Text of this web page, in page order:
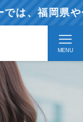
福岡県や佐
MENU